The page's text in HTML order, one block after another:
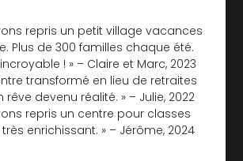
repris un petit village vacances
Plus de 300 familles chaque été.
! » – Claire et Marc, 2023
transformé en lieu de retraites
rêve devenu réalité. » – Julie, 2022
repris un centre pour classes
enrichissant. » – Jérôme, 2024